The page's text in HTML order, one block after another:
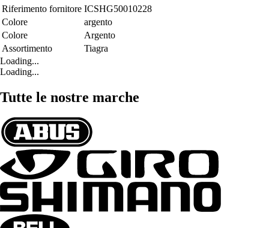
Riferimento fornitore ICSHG50010228
Colore
argento
Colore
Argento
Assortimento
Tiagra
Loading...
Loading...
Tutte le nostre marche